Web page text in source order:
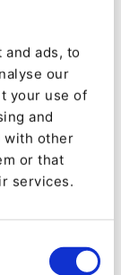
ads, to
our
your use of
and
with other
or that
services.
zur
digital